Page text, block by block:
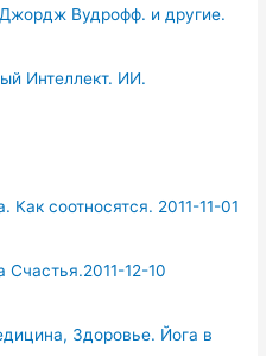
Вудрофф. и другие.
Интеллект. ИИ.
соотносятся. 2011-11-01
12-10
Здоровье. Йога в